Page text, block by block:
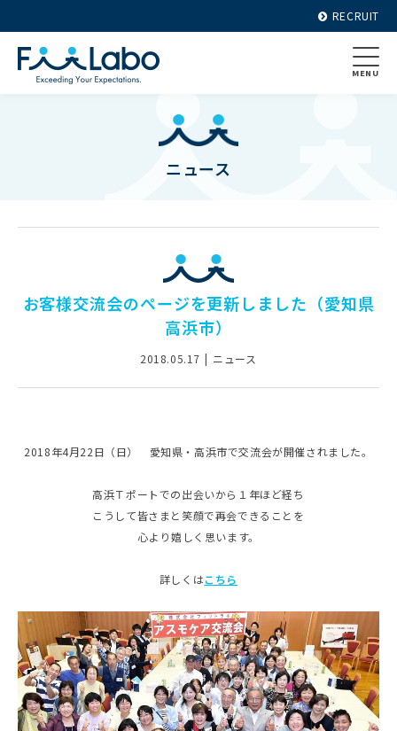
RECRUIT
MENU
ニュース
お客様交流会のぺージを更新しました（愛知県
高浜市）
2018.05.17 ニュース
2018年4月22日（日） 愛知県・高浜市で交流会が開催されました。
高浜Ｔポートでの出会いから１年ほど経ち
こうして皆さまと笑顔で再会できることを
心より嬉しく思います。
詳しくはこちら